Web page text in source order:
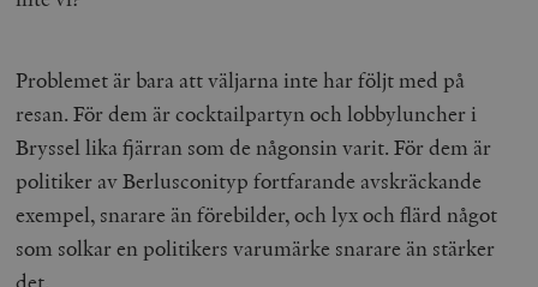
Problemet är bara att väljarna inte har följt med på
resan. För dem är cocktailpartyn och lobbyluncher i
Bryssel lika fjärran som de någonsin varit. För dem är
politiker av Berlusconityp fortfarande avskräckande
exempel, snarare än förebilder, och lyx och flärd något
som solkar en politikers varumärke snarare än stärker
det.